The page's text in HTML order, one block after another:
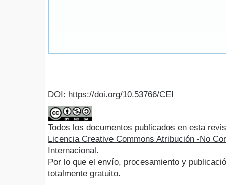
DOI: https://doi.org/10.53766/CEI
Todos los documentos publicados en esta
Licencia Creative Commons Atribución -No
Internacional.
Por lo que el envío, procesamiento y
totalmente gratuito.